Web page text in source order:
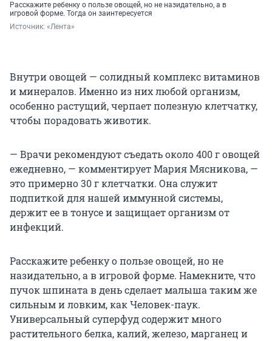
Расскажите ребенку о пользе овощей, но не назидательно, а в
игровой форме. Тогда он заинтересуется
Источник: «Лента»
Внутри овощей — солидный комплекс витаминов
и минералов. Именно из них любой организм,
особенно растущий, черпает полезную клетчатку,
чтобы порадовать животик.
— Врачи рекомендуют съедать около 400 г овощей
ежедневно, — комментирует Мария Мясникова, —
это примерно 30 г клетчатки. Она служит
подпиткой для нашей иммунной системы,
держит ее в тонусе и защищает организм от
инфекций.
Расскажите ребенку о пользе овощей, но не
назидательно, а в игровой форме. Намекните, что
пучок шпината в день сделает малыша таким же
сильным и ловким, как Человек-паук.
Универсальный суперфуд содержит много
растительного белка, калий, железо, марганец и